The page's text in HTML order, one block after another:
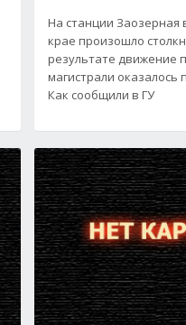
На станции Заозерная
крае произошло
результате движение
магистрали
Как сообщили в ГУ